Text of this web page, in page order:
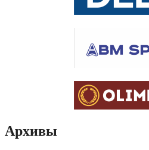
Архивы